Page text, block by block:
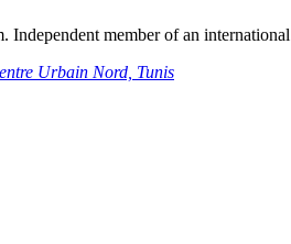
Independent member of an
Urbain Nord, Tunis